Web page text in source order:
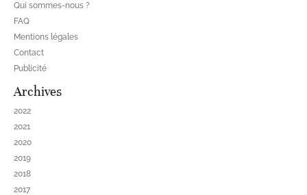
Qui sommes-nous ?
FAQ
Mentions légales
Contact
Publicité
Archives
2022
2021
2020
2019
2018
2017